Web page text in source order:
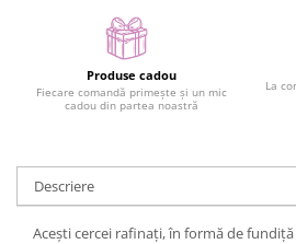
Produse cadou
Fiecare comandă primește și un mic
cadou din partea noastră
La
Descriere
Acești cercei rafinați, în formă de